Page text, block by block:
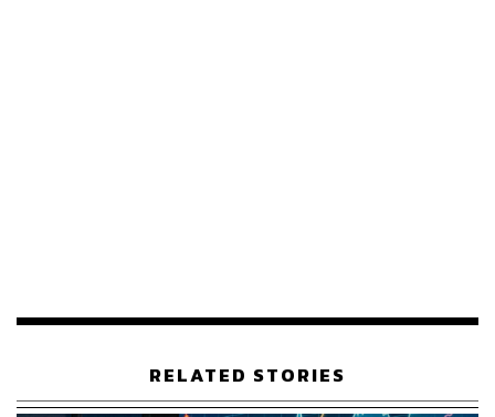
สามารถติดตาม THE STANDARD WEALTH
RELATED STORIES